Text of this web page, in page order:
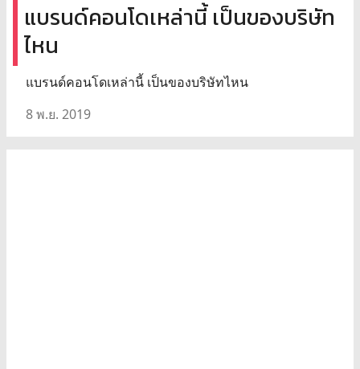
แบรนด์คอนโดเหล่านี้ เป็นของบริษัท
ไหน
แบรนด์คอนโดเหล่านี้ เป็นของบริษัทไหน
8 พ.ย. 2019